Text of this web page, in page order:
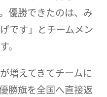
優勝できたのは、み
です」とチームメン
。
増えてきてチームに
勝旗を全国へ直接返